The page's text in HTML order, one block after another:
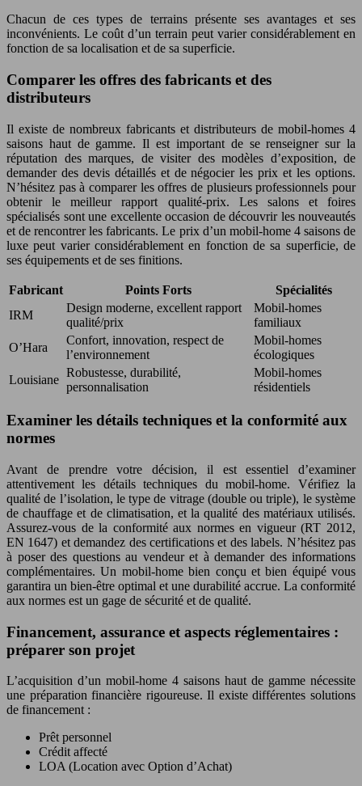
Chacun de ces types de terrains présente ses avantages et ses
inconvénients. Le coût d’un terrain peut varier considérablement en
fonction de sa localisation et de sa superficie.
Comparer les offres des fabricants et des
distributeurs
Il existe de nombreux fabricants et distributeurs de mobil-homes 4
saisons haut de gamme. Il est important de se renseigner sur la
réputation des marques, de visiter des modèles d’exposition, de
demander des devis détaillés et de négocier les prix et les options.
N’hésitez pas à comparer les offres de plusieurs professionnels pour
obtenir le meilleur rapport qualité-prix. Les salons et foires
spécialisés sont une excellente occasion de découvrir les nouveautés
et de rencontrer les fabricants. Le prix d’un mobil-home 4 saisons de
luxe peut varier considérablement en fonction de sa superficie, de
ses équipements et de ses finitions.
Fabricant Points Forts
Spécialités
IRM
Design moderne, excellent rapport
qualité/prix
Mobil-homes
familiaux
O’Hara
Confort, innovation, respect de
l’environnement
Mobil-homes
écologiques
Louisiane
Robustesse, durabilité,
personnalisation
Mobil-homes
résidentiels
Examiner les détails techniques et la conformité aux
normes
Avant de prendre votre décision, il est essentiel d’examiner
attentivement les détails techniques du mobil-home. Vérifiez la
qualité de l’isolation, le type de vitrage (double ou triple), le système
de chauffage et de climatisation, et la qualité des matériaux utilisés.
Assurez-vous de la conformité aux normes en vigueur (RT 2012,
EN 1647) et demandez des certifications et des labels. N’hésitez pas
à poser des questions au vendeur et à demander des informations
complémentaires. Un mobil-home bien conçu et bien équipé vous
garantira un bien-être optimal et une durabilité accrue. La conformité
aux normes est un gage de sécurité et de qualité.
Financement, assurance et aspects réglementaires :
préparer son projet
L’acquisition d’un mobil-home 4 saisons haut de gamme nécessite
une préparation financière rigoureuse. Il existe différentes solutions
de financement :
Prêt personnel
Crédit affecté
LOA (Location avec Option d’Achat)